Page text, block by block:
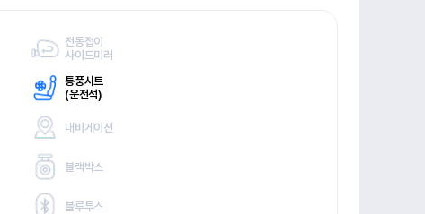
전동접이
사이드미러
통풍시트
(운전석)
내비게이션
블랙박스
블루투스